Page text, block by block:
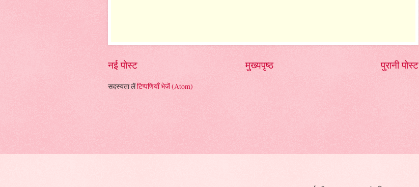
नई पोस्ट पुरानी पोस्ट
मुख्यपृष्ठ
सदस्यता लेंटिप्पणियाँ भेजें (Atom)